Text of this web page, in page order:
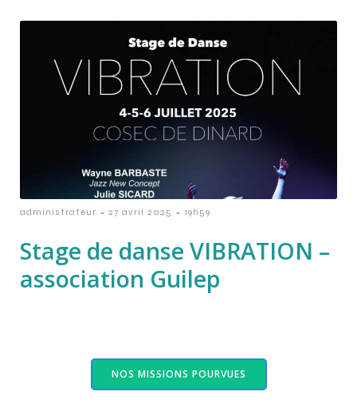
administrateur - 27 avril 2025 - 19h59
Stage de danse VIBRATION –
association Guilep
NOS MISSIONS POURVUES